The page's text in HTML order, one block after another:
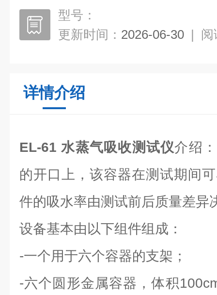
型号：
更新时间： 2026-06-30 | 阅
详情介绍
EL-61 水蒸气吸收测试仪介绍
的开口上，该容器在测试期间
件的吸水率由测试前后质量差异
设备基本由以下组件组成：
-一个用于六个容器的支架；
-六个圆形金属容器，体积